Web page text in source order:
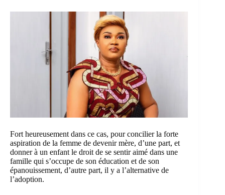
Fort heureusement dans ce cas, pour concilier la forte
aspiration de la femme de devenir mère, d’une part, et
donner à un enfant le droit de se sentir aimé dans une
famille qui s’occupe de son éducation et de son
épanouissement, d’autre part, il y a l’alternative de
l’adoption.